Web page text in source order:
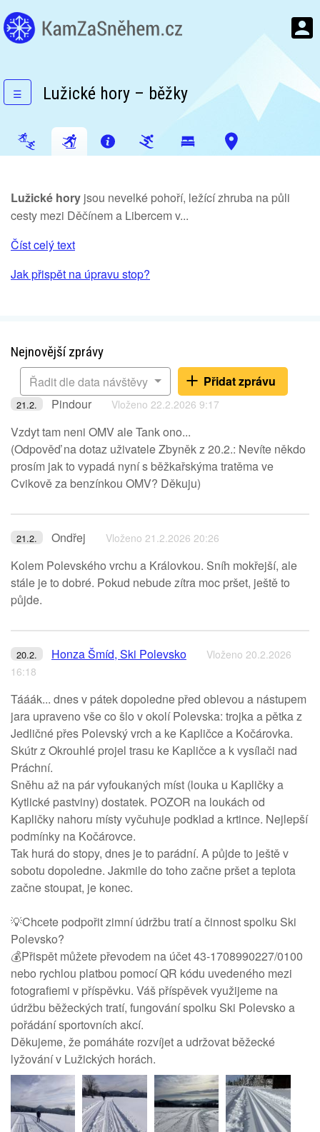
☰ Lužické hory – běžky
Lužické hory jsou nevelké pohoří, ležící zhruba na půli
cesty mezi Děčínem a Libercem v...
Číst celý text
Jak přispět na úpravu stop?
Nejnovější zprávy
Řadit dle data návštěvy
Přidat zprávu
21.2. Pindour Vloženo 22.2.2026 9:17
Vzdyt tam neni OMV ale Tank ono...
(Odpověď na dotaz uživatele Zbyněk z 20.2.: Nevíte někdo
prosím jak to vypadá nyní s běžkařskýma tratěma ve
Cvikově za benzínkou OMV? Děkuju)
21.2. Ondřej Vloženo 21.2.2026 20:26
Kolem Polevského vrchu a Královkou. Sníh mokřejší, ale
stále je to dobré. Pokud nebude zítra moc pršet, ještě to
půjde.
20.2. Honza Šmíd, Ski Polevsko
Vloženo 20.2.2026
16:18
Tááák... dnes v pátek dopoledne před oblevou a nástupem
jara upraveno vše co šlo v okolí Polevska: trojka a pětka z
Jedličné přes Polevský vrch a ke Kapličce a Kočárovka.
Skútr z Okrouhlé projel trasu ke Kapličce a k vysílači nad
Práchní.
Sněhu až na pár vyfoukaných míst (louka u Kapličky a
Kytlické pastviny) dostatek. POZOR na loukách od
Kapličky nahoru místy vyčuhuje podklad a krtince. Nejlepší
podmínky na Kočárovce.
Tak hurá do stopy, dnes je to parádní. A půjde to ještě v
sobotu dopoledne. Jakmile do toho začne pršet a teplota
začne stoupat, je konec.
💡Chcete podpořit zimní údržbu tratí a činnost spolku Ski
Polevsko?
💰Přispět můžete převodem na účet 43-1708990227/0100
nebo rychlou platbou pomocí QR kódu uvedeného mezi
fotografiemi v příspěvku. Váš příspěvek využijeme na
údržbu běžeckých tratí, fungování spolku Ski Polevsko a
pořádání sportovních akcí.
Děkujeme, že pomáháte rozvíjet a udržovat běžecké
lyžování v Lužických horách.